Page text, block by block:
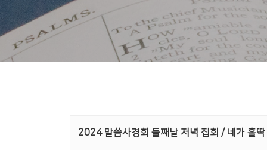
2024 말씀사경회 둘째날 저녁 집회 / 네가 홀